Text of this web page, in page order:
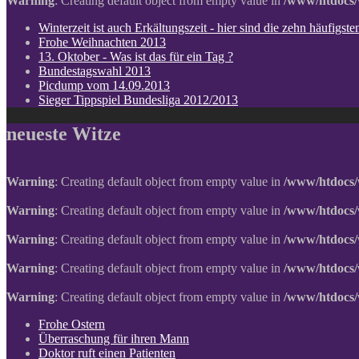
Winterzeit ist auch Erkältungszeit - hier sind die zehn
Frohe Weihnachten 2013
13. Oktober - Was ist das für ein Tag ?
Bundestagswahl 2013
Picdump vom 14.09.2013
Sieger Tippspiel Bundesliga 2012/2013
neueste Witze
Warning: Creating default object from empty value in /www/
Warning: Creating default object from empty value in /www/
Warning: Creating default object from empty value in /www/
Warning: Creating default object from empty value in /www/
Warning: Creating default object from empty value in /www/
Frohe Ostern
Überraschung für ihren Mann
Doktor ruft einen Patienten